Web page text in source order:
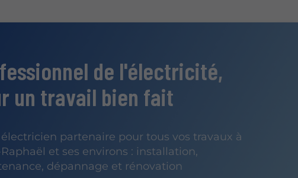
de l'électricité,
un travail bien fait
partenaire pour tous vos travaux à
et ses environs : installation,
dépannage et rénovation